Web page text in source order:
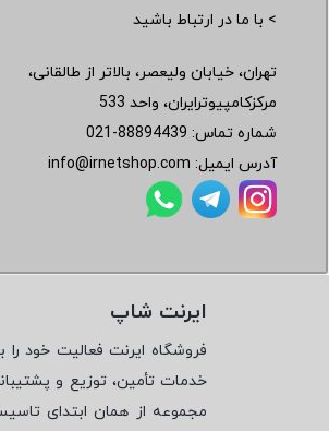
> با ما در ارتباط باشید
تهران، خیابان ولیعصر، بالاتر از طالقانی،
مرکزکامپیوترایران، واحد 533
شماره تماس: 021-88894439
آدرس ایمیل: info@irnetshop.com
ایرنت شاپ
فروشگاه ایرنت فعالیت خود
خدمات تأمین، توزیع و
مجموعه از همان ابتدای